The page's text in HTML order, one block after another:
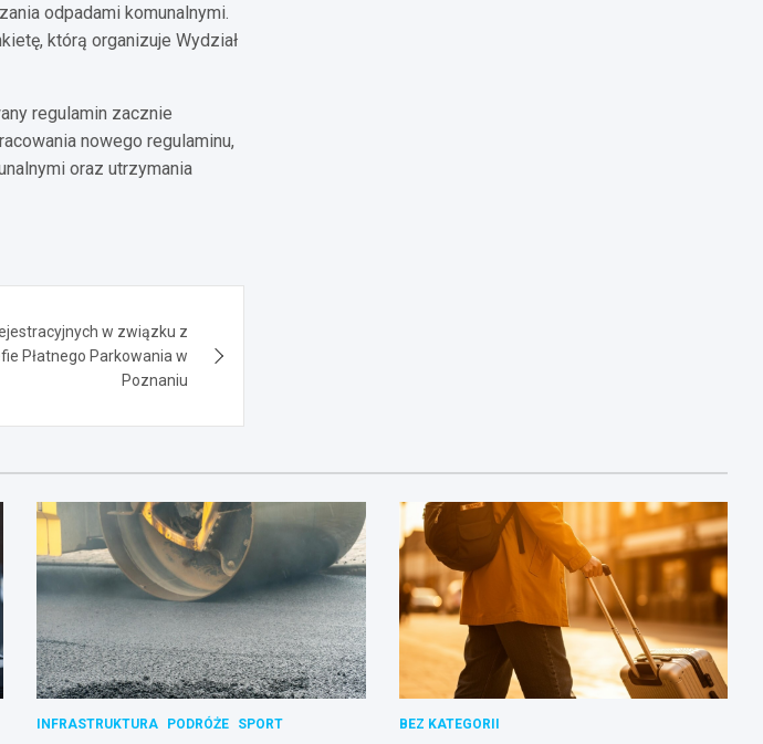
odpadami komunalnymi.
którą organizuje Wydział
regulamin zacznie
nowego regulaminu,
oraz utrzymania
w związku z
Płatnego Parkowania w
Poznaniu
INFRASTRUKTURA PODRÓŻE SPORT BEZ KATEGORII